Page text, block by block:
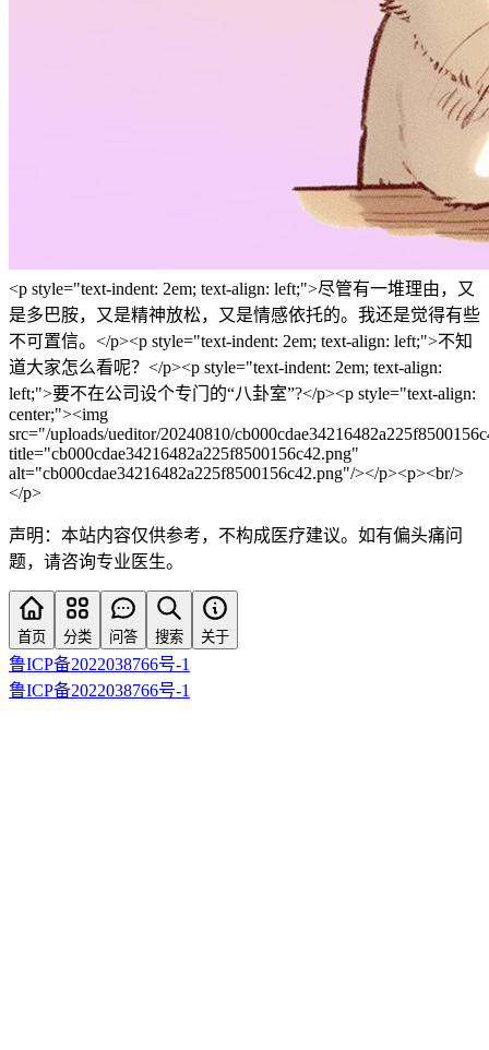
<p style="text-indent: 2em; text-align: left;">尽管有一堆理由，又
是多巴胺，又是精神放松，又是情感依托的。我还是觉得有些
不可置信。</p><p style="text-indent: 2em; text-align: left;">不知
道大家怎么看呢？</p><p style="text-indent: 2em; text-align:
left;">要不在公司设个专门的“八卦室”?</p><p style="text-align:
center;"><img
src="/uploads/ueditor/20240810/
title="cb000cdae34216482a225f8500156c42.png"
alt="cb000cdae34216482a225f8500156c42.png"/></p><p><br/>
</p>
声明：本站内容仅供参考，不构成医疗建议。如有偏头痛问
题，请咨询专业医生。
首页 分类 问答 搜索 关于
鲁ICP备2022038766号-1
鲁ICP备2022038766号-1